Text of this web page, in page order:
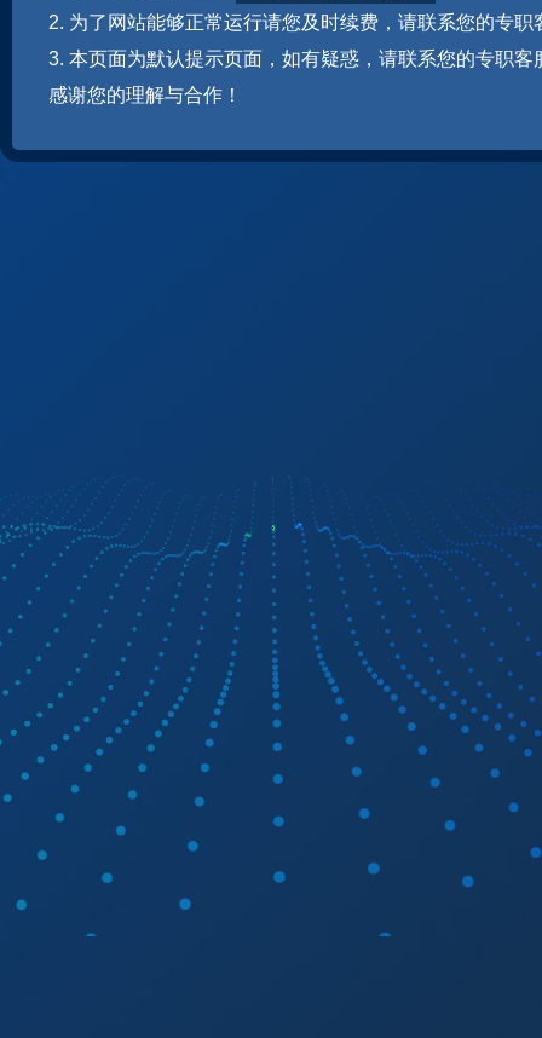
2. 为了网站能够正常运行请您及时续费，请联系您的专职
3. 本页面为默认提示页面，如有疑惑，请联系您的专职客
感谢您的理解与合作！